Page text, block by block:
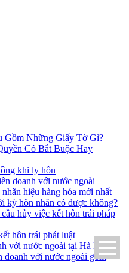
Gồm Những Giấy Tờ Gì?
Có Bắt Buộc Hay
khi ly hôn
doanh với nước ngoài
hiệu hàng hóa mới nhất
kỳ hôn nhân có được không?
hủy việc kết hôn trái pháp
hôn trái phát luật
với nước ngoài tại Hà Nội
doanh với nước ngoài gồm